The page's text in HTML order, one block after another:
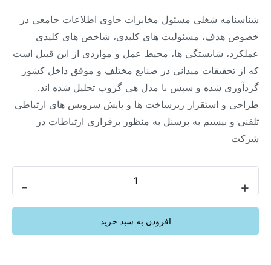
شناسنامه شغلی مسئول مخابرات حاوی اطلاعات جامعی در
خصوص هدف، مسئولیت های کلیدی، شاخص های کلیدی
عملکرد، شایستگی ها، محیط عمل و مواردی از این قبیل است
که از تحقیقات میدانی در صنایع مختلف و موفق داخل کشور
گردآوری شده و سپس با مدل هی گروپ تحلیل شده اند.
طراحی و استقرار زیرساخت ها و پایش سرویس های ارتباطی
تلفنی و بیسیم به پرسنل به منظور برقراری ارتباطات در
شرکت
- +
افزودن به سبد خرید